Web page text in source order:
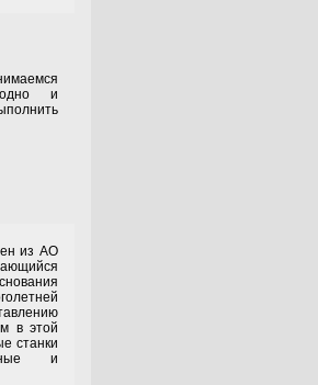
и
из АО
в этой
станки
и